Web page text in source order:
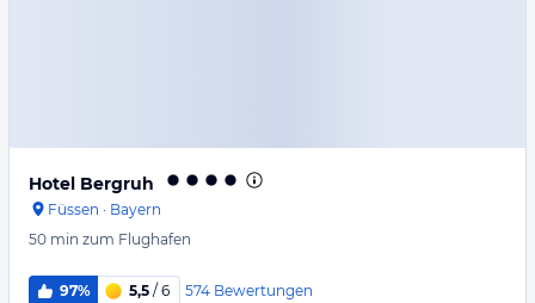
Hotel Bergruh
Füssen · Bayern
50 min zum Flughafen
97% 5,5 / 6 574 Bewertungen